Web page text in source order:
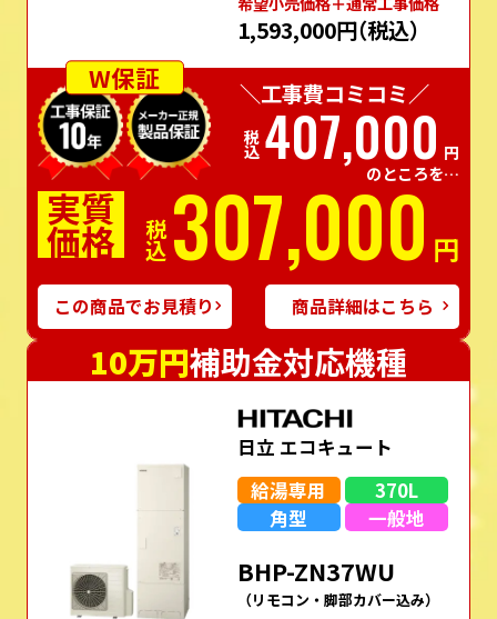
1,593,000円（税込）
W保証
＼工事費コミコミ／
税込407,000 円
のところを…
実質
価格 税込307,000 円
この商品でお見積り 商品詳細はこちら
10万円補助金対応機種
日立 エコキュート
給湯専用
370L
角型
一般地
BHP-ZN37WU
（リモコン・脚部カバー込み）